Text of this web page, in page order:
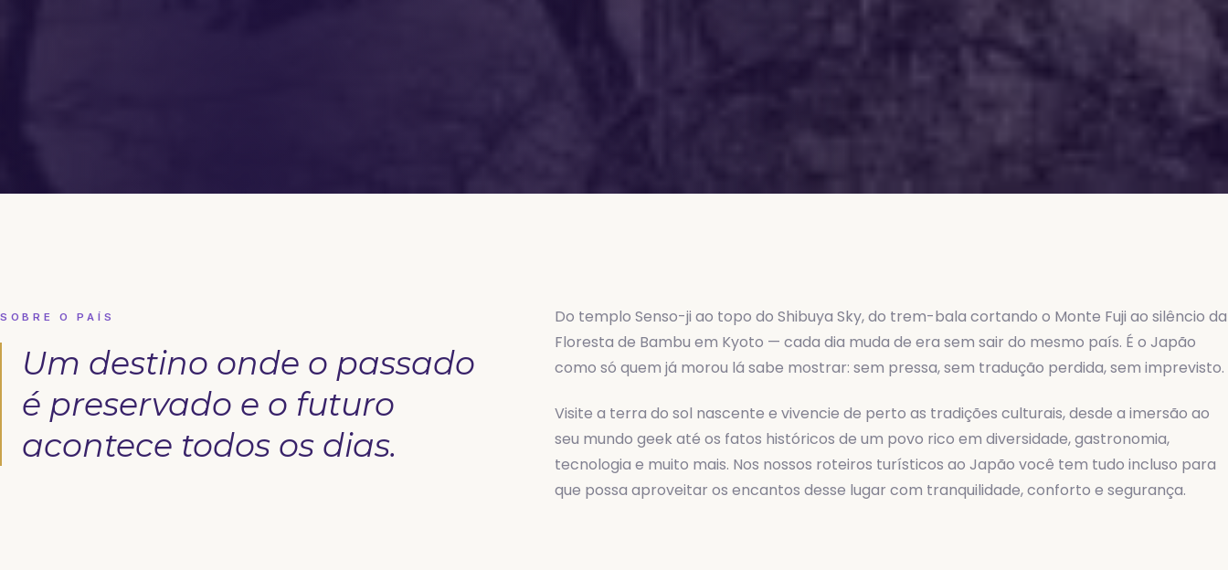
SOBRE O PAÍS
Um destino onde o passado
é preservado e o futuro
acontece todos os dias.
Do templo Senso-ji ao topo do Shibuya Sky, do trem-bala cortando o Monte Fuji ao silêncio da
Floresta de Bambu em Kyoto — cada dia muda de era sem sair do mesmo país. É o Japão
como só quem já morou lá sabe mostrar: sem pressa, sem tradução perdida, sem imprevisto.
Visite a terra do sol nascente e vivencie de perto as tradições culturais, desde a imersão ao
seu mundo geek até os fatos históricos de um povo rico em diversidade, gastronomia,
tecnologia e muito mais. Nos nossos roteiros turísticos ao Japão você tem tudo incluso para
que possa aproveitar os encantos desse lugar com tranquilidade, conforto e segurança.